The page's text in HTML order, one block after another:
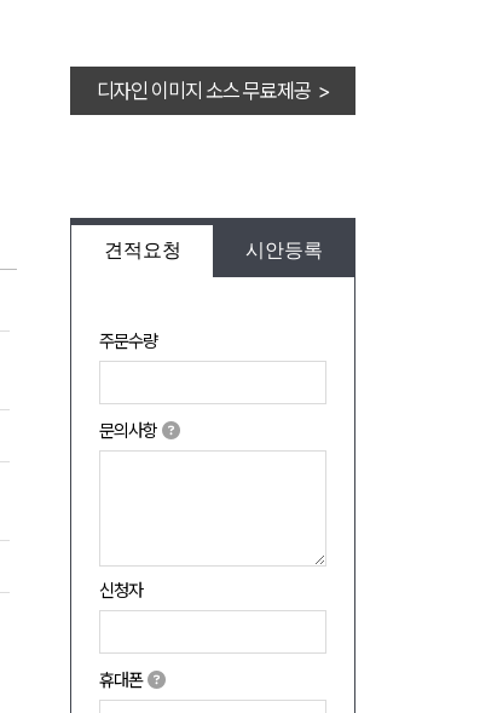
디자인 이미지 소스 무료제공 >
견적요청 시안등록
주문수량
문의사항
신청자
휴대폰